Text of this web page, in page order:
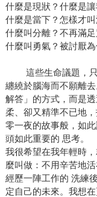
什麼是現狀？什麼是
什麼是當下？怎樣才叫
什麼叫分離？不再滿
什麼叫勇氣？被討厭
這些生命議題，只
纏繞於腦海而不願離
解答」的方式，而是
柔、卻又精準不已地
零一夜的故事般，如
頭如此重要的 思考。
我很希望在我年輕時
麼叫做：不用辛苦地
經歷一陣工作的 洗練
定自己的未來。我想